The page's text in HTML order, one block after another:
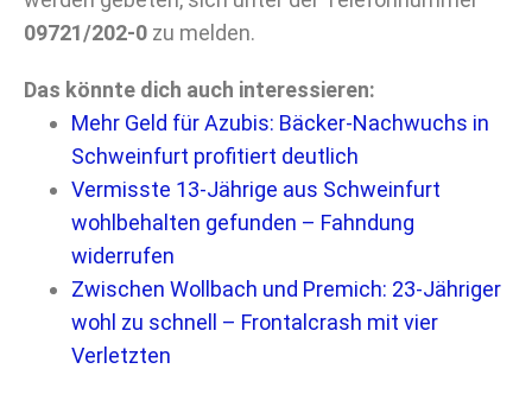
09721/202-0 zu melden.
Das könnte dich auch interessieren:
Mehr Geld für Azubis: Bäcker-Nachwuchs in
Schweinfurt profitiert deutlich
Vermisste 13-Jährige aus Schweinfurt
wohlbehalten gefunden – Fahndung
widerrufen
Zwischen Wollbach und Premich: 23-Jähriger
wohl zu schnell – Frontalcrash mit vier
Verletzten